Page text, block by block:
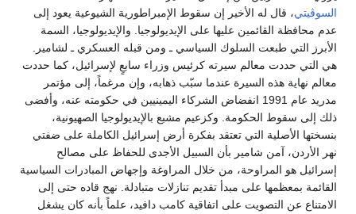
، قال له الأخير إن سقوط الإمبراطورية الشيوعية يعود إلى
محافظة القائمين عليها على الإيديولوجيا. والإيديولوجيا، السمة
التي طبعت السلوك السياسي ـ ومن قبله العسكري ـ لشامير.
التي حددت معالم سيرته كرئيس وزراء سابعٍ لإسرائيل، كما حددت
نهاية هذه السيرة عندما سبّب ذهابه، وإن مرغماً، إلى مؤتمر
مدريد عام 1991 انفضاض الشركاء اليمينيين في حكومته عنه، وأفضى
إلى سقوط الحكومة. وكزعيم مشبع بالإيديولوجيا الصهيونية،
الأصلية التي تعتقد بفكرة أرض إسرائيل الكاملة على ضفتي
الأردن، آمن شامير بأن السبيل الأجدى للحفاظ على مصالح
هو المراوحة، من خلال المراوغة وإجهاض المبادرات السياسية
بمعظمها على مبدأ تقديم تنازلات متبادلة. نهج قاده حتى إلى
عن التصويت على اتفاقية كامب دافيد، علماً بأنه كان يشغل